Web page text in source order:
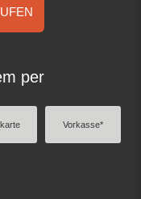
per
Vorkasse*